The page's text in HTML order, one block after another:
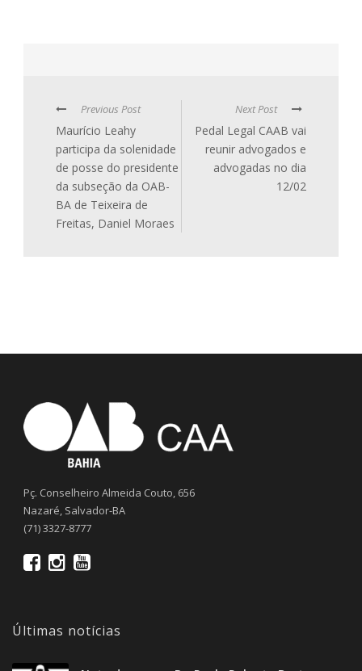
Previous Post
Maurício Leahy
participa da solenidade
de posse do presidente
da subseção da OAB-
BA de Teixeira de
Freitas, Daniel Moraes
Next Post
Pedal Legal CAAB vai
reunir advogados e
advogadas no dia
12/02
Pç. Conselheiro Almeida Couto, 656
Nazaré, Salvador-BA
(71) 3327-8777
Últimas notícias